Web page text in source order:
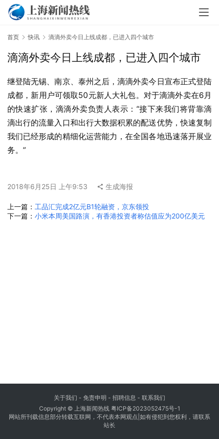
首页 快讯 滴滴外卖今日上线成都，已进入四个城市
滴滴外卖今日上线成都，已进入四个城市
继登陆无锡、南京、泰州之后，滴滴外卖今日宣布正式登陆
成都，新用户可领取50元新人大礼包。对于滴滴外卖在6月
的快速扩张，滴滴外卖负责人表示：“接下来我们将背靠滴
滴出行的流量入口和出行大数据积累的配送优势，快速复制
我们已经形成的精细化运营能力，在全国各地迅速落开展业
务。”
2018年6月25日 上午9:53 生成海报
上一篇： 工品汇完成2亿元B1轮融资，京东领投
下一篇： 小米本周美国路演，有香港投资者称估值应为200亿美元
关于我们 - 免责申明 - 招聘信息 - 联系我们
Copyright © 上海新闻热线 粤ICP备2023052475号-1
网站所刊载信息部分转载互联网，不代表本网观点|如有侵犯到您权利，请联系
站长